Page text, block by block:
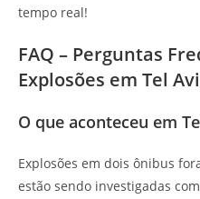
tempo real!
FAQ – Perguntas
Explosões em Tel
O que aconteceu em
Explosões em dois ônibus
estão sendo investigadas